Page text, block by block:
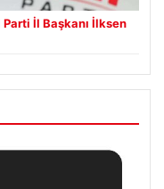
Parti İl Başkanı İlksen